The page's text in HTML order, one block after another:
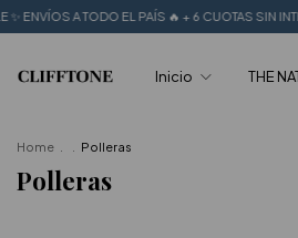
A TODO EL PAÍS 🔥 + 6 CUOTAS SIN INTERES
Inicio THE
Home Polleras
Polleras